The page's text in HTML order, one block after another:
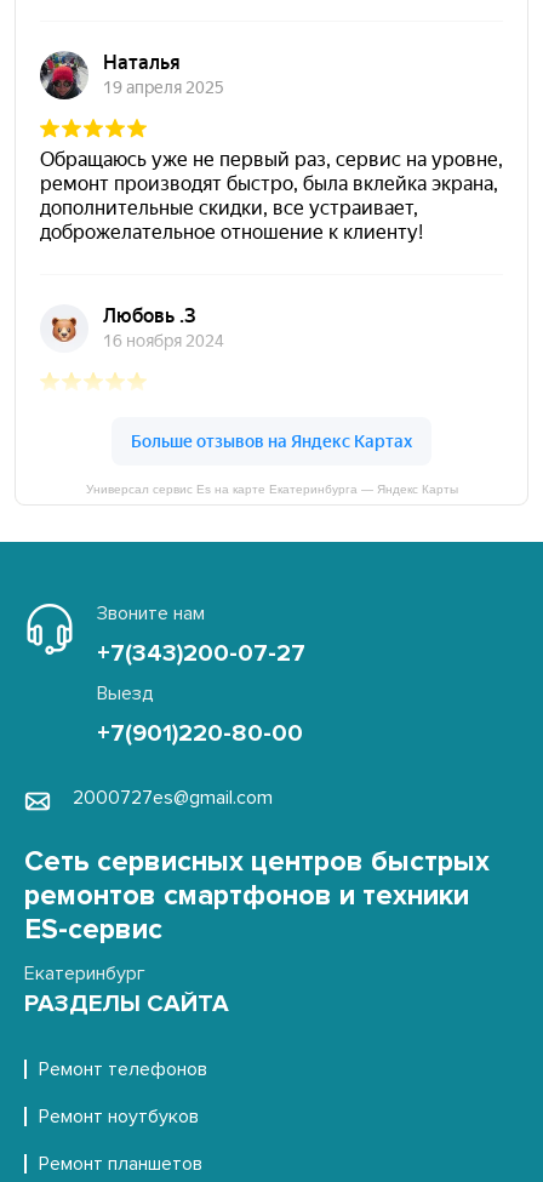
Универсал сервис Es на карте Екатеринбурга — Яндекс Карты
Звоните нам
+7(343)200-07-27
Выезд
+7(901)220-80-00
2000727es@gmail.com
Сеть сервисных центров быстрых
ремонтов смартфонов и техники
ES-сервис
Екатеринбург
РАЗДЕЛЫ САЙТА
Ремонт телефонов
Ремонт ноутбуков
Ремонт планшетов